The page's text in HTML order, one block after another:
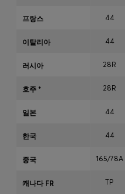
44
44
28R
28R
44
44
165/78A
TP
프랑스
이탈리아
러시아
호주 *
일본
한국
중국
캐나다 FR